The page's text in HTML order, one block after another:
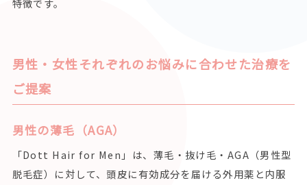
男性・女性それぞれのお悩みに合わせた治療を
ご提案
男性の薄毛（AGA）
「Dott Hair for Men」は、薄毛・抜け毛・AGA（男性型
脱毛症）に対して、頭皮に有効成分を届ける外用薬と内服